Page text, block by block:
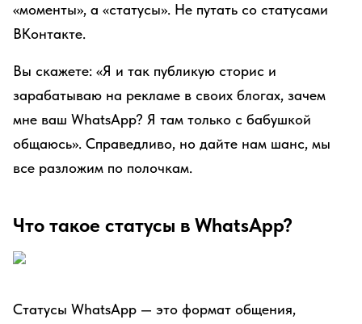
«моменты», а «статусы». Не путать со статусами
ВКонтакте.
Вы скажете: «Я и так публикую сторис и
зарабатываю на рекламе в своих блогах, зачем
мне ваш WhatsApp? Я там только с бабушкой
общаюсь». Справедливо, но дайте нам шанс, мы
все разложим по полочкам.
Что такое статусы в WhatsApp?
Статусы WhatsApp — это формат общения,